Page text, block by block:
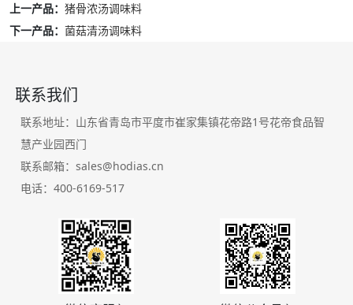
上一产品： 猪骨浓汤调味料
下一产品： 菌菇清汤调味料
联系我们
联系地址：山东省青岛市平度市崔家集镇花帝路1号花帝食品智
慧产业园西门
联系邮箱：sales@hodias.cn
电话：400-6169-517